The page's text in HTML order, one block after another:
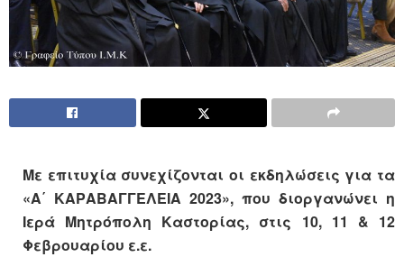
Με επιτυχία συνεχίζονται οι εκδηλώσεις για τα
«Α΄ ΚΑΡΑΒΑΓΓΕΛΕΙΑ 2023», που διοργανώνει η
Ιερά Μητρόπολη Καστορίας, στις 10, 11 & 12
Φεβρουαρίου ε.ε.